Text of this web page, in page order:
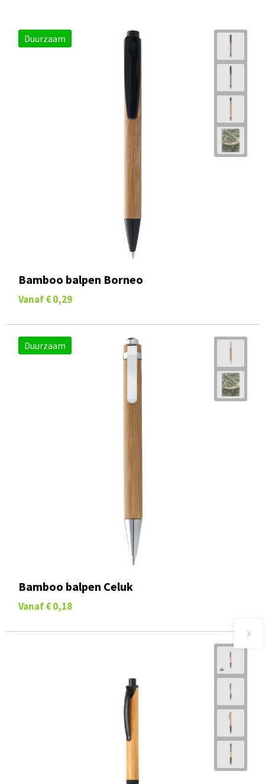
Duurzaam
Bamboo balpen Borneo
Vanaf € 0,29
Duurzaam
Bamboo balpen Celuk
Vanaf € 0,18